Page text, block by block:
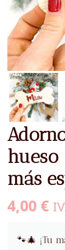
hueso
más
4,00 €
🐾🎄 ¡Tu